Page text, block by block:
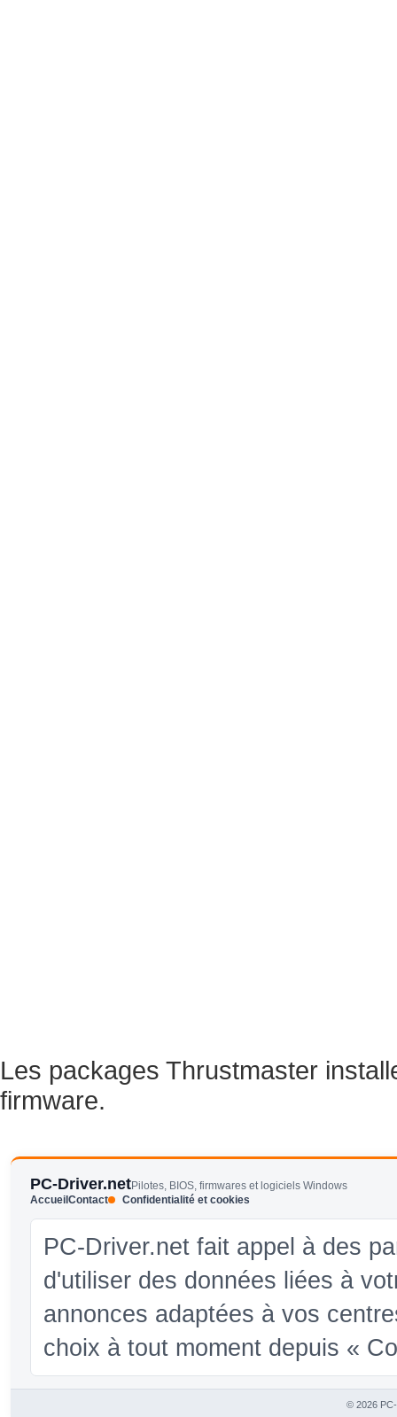
Les packages Thrustmaster
firmware.
PC-Driver.netPilotes, BIOS, firmwares et logiciels Windows
AccueilContact Confidentialité et cookies
PC-Driver.net fait appel à des
d'utiliser des données liées à
annonces adaptées à vos
choix à tout moment depuis «
© 2026